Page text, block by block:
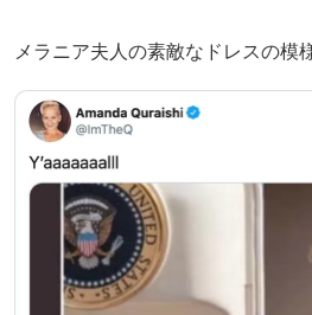
メラニア夫人の素敵なドレスの模